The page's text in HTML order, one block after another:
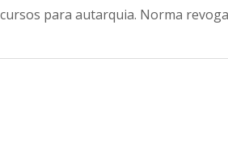
para autarquia. Norma